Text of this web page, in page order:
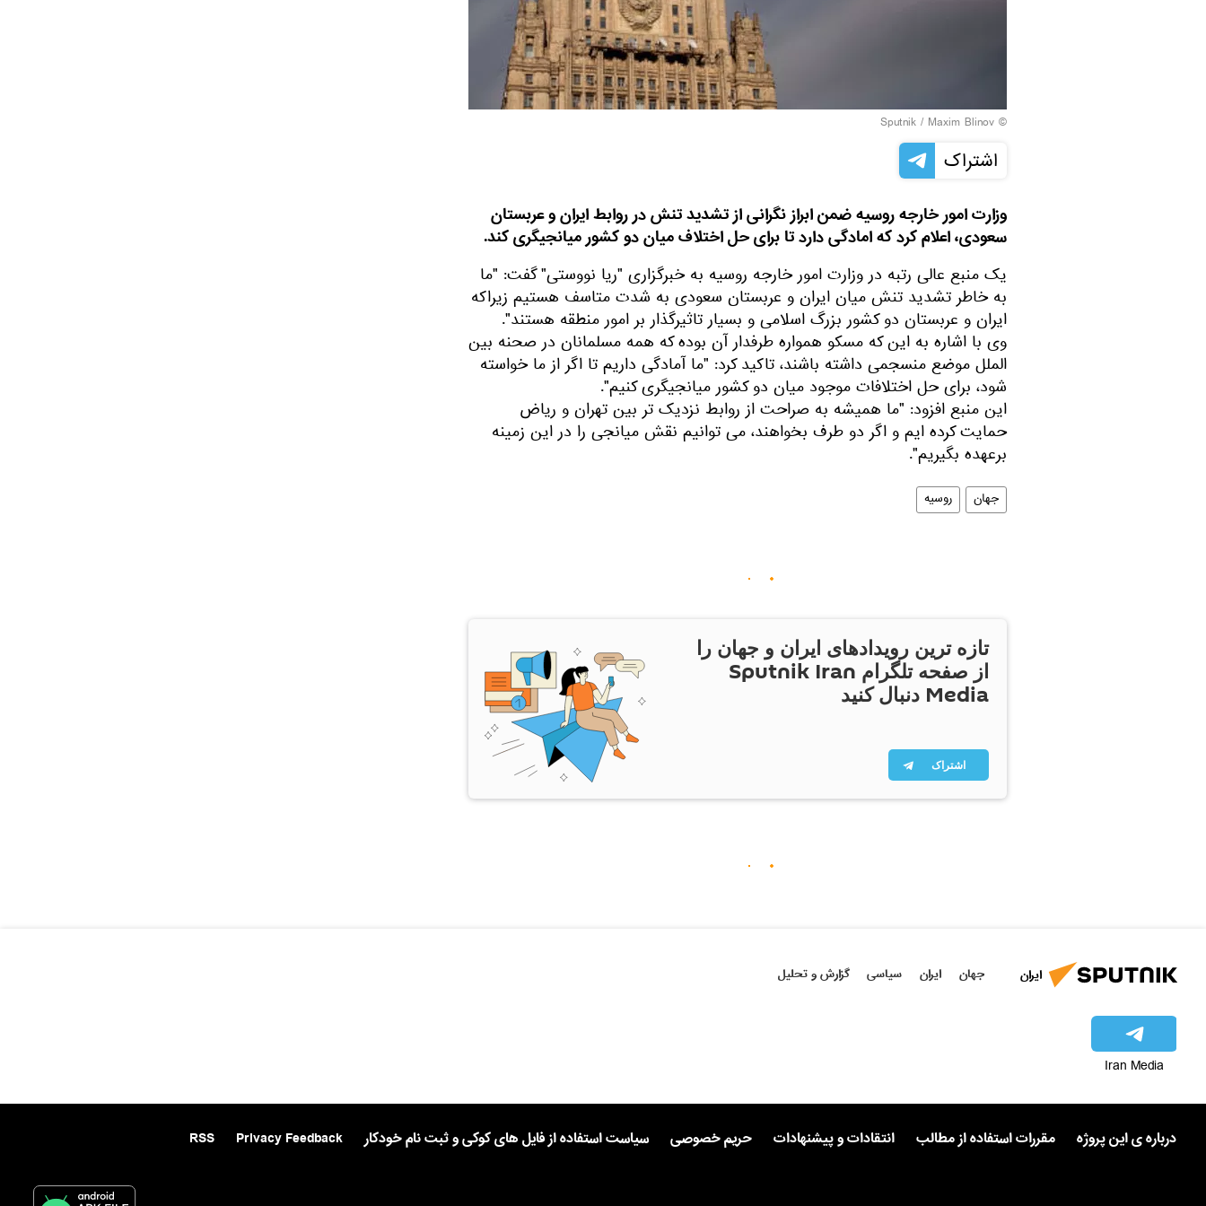
© Sputnik / Maxim Blinov
اشتراک
وزارت امور خارجه روسیه ضمن ابراز نگرانی از تشدید تنش در روابط ایران و عربستان
سعودی، اعلام کرد که امادگی دارد تا برای حل اختلاف میان دو کشور میانجیگری کند.
یک منبع عالی رتبه در وزارت امور خارجه روسیه به خبرگزاری "ریا نووستی" گفت: "ما
به خاطر تشدید تنش میان ایران و عربستان سعودی به شدت متاسف هستیم زیراکه
ایران و عربستان دو کشور بزرگ اسلامی و بسیار تاثیرگذار بر امور منطقه هستند".
وی با اشاره به این که مسکو همواره طرفدار آن بوده که همه مسلمانان در صحنه بین
الملل موضع منسجمی داشته باشند، تاکید کرد: "ما آمادگی داریم تا اگر از ما خواسته
شود، برای حل اختلافات موجود میان دو کشور میانجیگری کنیم".
این منبع افزود: "ما همیشه به صراحت از روابط نزدیک ‌تر بین تهران و ریاض
حمایت کرده ایم و اگر دو طرف بخواهند، می ‌توانیم نقش میانجی را در این زمینه
برعهده بگیریم".
جهان روسیه
تازه ترین رویدادهای ایران و جهان را
از صفحه تلگرام Sputnik Iran
Media دنبال کنید
اشتراک
ایران جهان ایران سیاسی گزارش و تحلیل
Iran Media
درباره ی این پروژه مقررات استفاده از مطالب انتقادات و پیشنهادات حریم خصوصی سیاست استفاده از فایل های کوکی و ثبت نام خودکار Privacy Feedback
RSS